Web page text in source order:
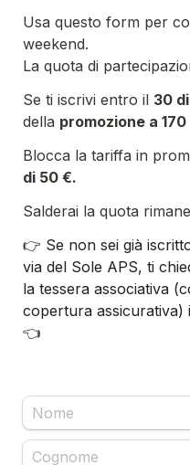
Usa questo form per
weekend.
La quota di
Se ti iscrivi entro il 30
della promozione a 170
Blocca la tariffa in
di 50 €.
Salderai la quota
👉 Se non sei già
via del Sole APS, ti
la tessera associativa
👈